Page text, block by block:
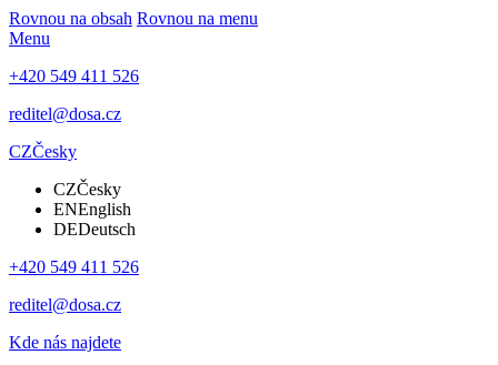
Rovnou na obsah Rovnou na menu
Menu
+420 549 411 526
reditel@dosa.cz
CZČesky
CZČesky
ENEnglish
DEDeutsch
+420 549 411 526
reditel@dosa.cz
Kde nás najdete